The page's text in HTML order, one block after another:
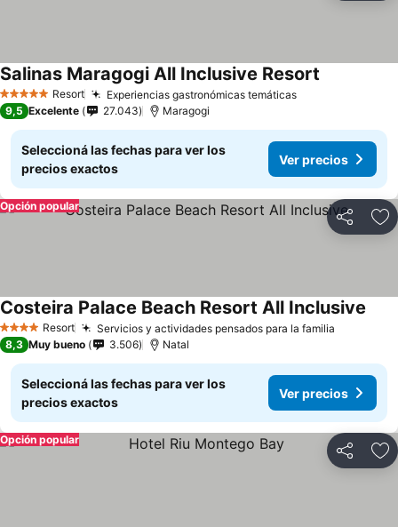
5 Estrellas Resort Experiencias gastronómicas temáticas
Salinas Maragogi All Inclusive Resort
9,5 Excelente 27.043 Maragogi
Seleccioná las fechas para ver los
precios exactos
Ver precios
Compartir
Opción popular
4 EstrellasResort Servicios y actividades pensados para la familia
Costeira Palace Beach Resort All Inclusive
8,3 Muy bueno 3.506 Natal
Seleccioná las fechas para ver los
precios exactos
Ver precios
Compartir
Opción popular